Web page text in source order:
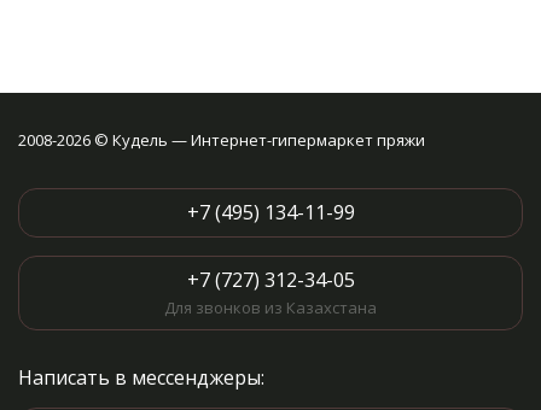
2008-2026 © Кудель — Интернет-гипермаркет пряжи
+7 (495) 134-11-99
+7 (727) 312-34-05
Для звонков из Казахстана
Написать в мессенджеры: